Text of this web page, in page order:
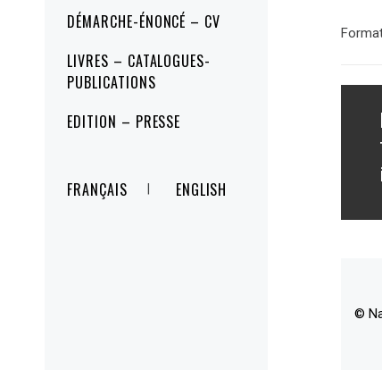
DÉMARCHE-ÉNONCÉ – CV
LIVRES – CATALOGUES-
PUBLICATIONS
EDITION – PRESSE
FRANÇAIS ENGLISH
©